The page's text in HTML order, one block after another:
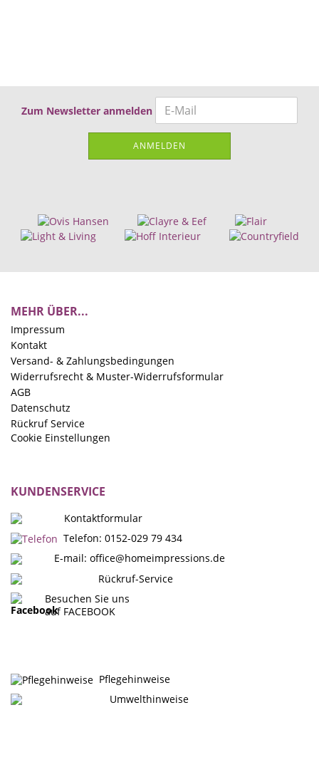
Zum Newsletter anmelden
ANMELDEN
MEHR ÜBER...
Impressum
Kontakt
Versand- & Zahlungsbedingungen
Widerrufsrecht & Muster-Widerrufsformular
AGB
Datenschutz
Rückruf Service
Cookie Einstellungen
KUNDENSERVICE
Kontaktformular
Telefon: 0152-029 79 434
E-mail: office@homeimpressions.de
Rückruf-Service
Besuchen Sie uns
auf FACEBOOK
Pflegehinweise
Umwelthinweise